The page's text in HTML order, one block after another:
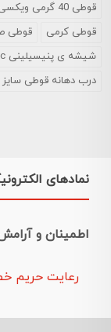
قوطی 40 گرمی ویکسی
قوطی کرمی
قوطی
شیشه ی پنیسیلینی 5cc تا 100cc
درب دهانه قوطی سایز 38
نمادهای
اطمینان و
رعایت حریم